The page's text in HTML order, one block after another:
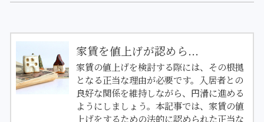
家賃を値上げが認めら...
家賃の値上げを検討する際には、その根拠
となる正当な理由が必要です。入居者との
良好な関係を維持しながら、円滑に進める
ようにしましょう。本記事では、家賃の値
上げをするための法的に認められた正当な